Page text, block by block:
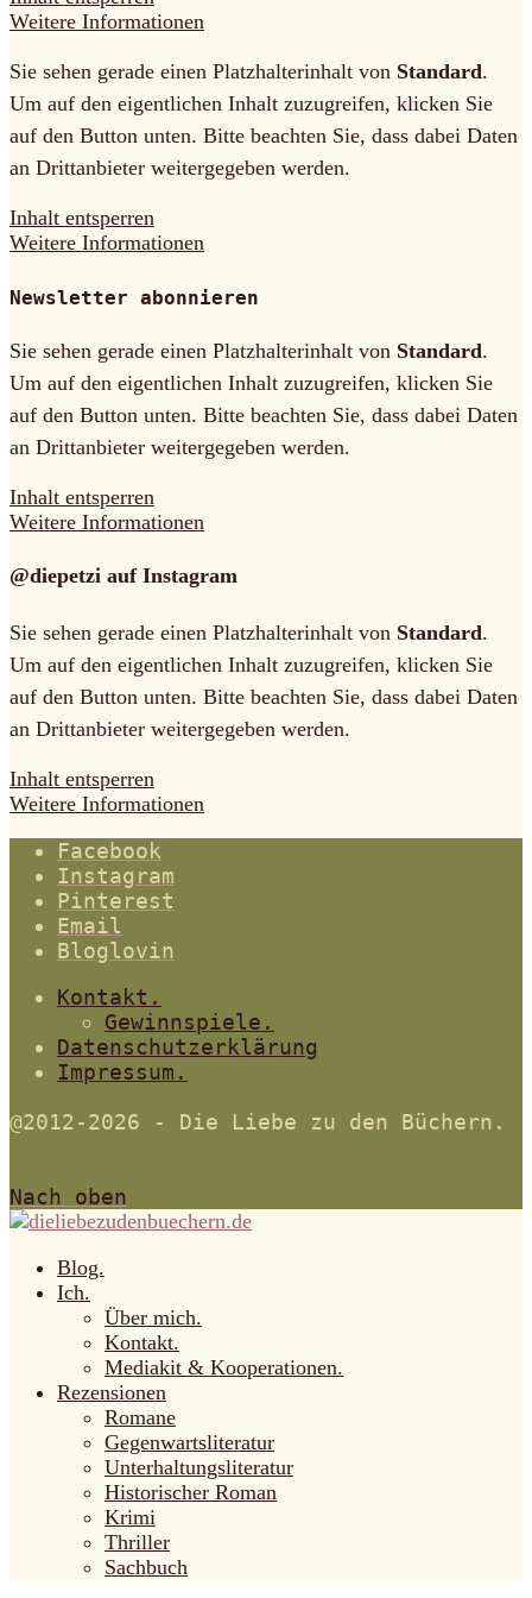
Weitere Informationen
Sie sehen gerade einen Platzhalterinhalt von Standard.
Um auf den eigentlichen Inhalt zuzugreifen, klicken Sie
auf den Button unten. Bitte beachten Sie, dass dabei Daten
an Drittanbieter weitergegeben werden.
Inhalt entsperren
Weitere Informationen
Newsletter abonnieren
Sie sehen gerade einen Platzhalterinhalt von Standard.
Um auf den eigentlichen Inhalt zuzugreifen, klicken Sie
auf den Button unten. Bitte beachten Sie, dass dabei Daten
an Drittanbieter weitergegeben werden.
Inhalt entsperren
Weitere Informationen
@diepetzi auf Instagram
Sie sehen gerade einen Platzhalterinhalt von Standard.
Um auf den eigentlichen Inhalt zuzugreifen, klicken Sie
auf den Button unten. Bitte beachten Sie, dass dabei Daten
an Drittanbieter weitergegeben werden.
Inhalt entsperren
Weitere Informationen
Facebook
Instagram
Pinterest
Email
Bloglovin
Kontakt.
Gewinnspiele.
Datenschutzerklärung
Impressum.
@2012-2026 - Die Liebe zu den Büchern.
Nach oben
Blog.
Ich.
Über mich.
Kontakt.
Mediakit & Kooperationen.
Rezensionen
Romane
Gegenwartsliteratur
Unterhaltungsliteratur
Historischer Roman
Krimi
Thriller
Sachbuch